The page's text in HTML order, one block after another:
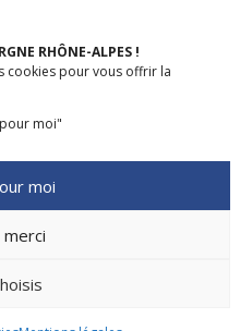
RHÔNE-ALPES !
cookies pour vous offrir la
moi"
moi
merci